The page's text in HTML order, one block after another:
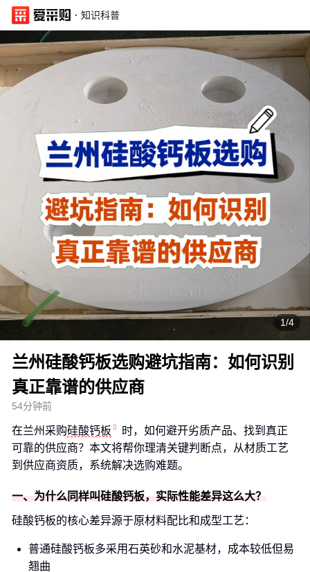
· 知识科普
1/4
兰州硅酸钙板选购避坑指南：如何识别
真正靠谱的供应商
54分钟前
在兰州采购硅酸钙板
时，如何避开劣质产品、找到真正
可靠的供应商？本文将帮你理清关键判断点，从材质工艺
到供应商资质，系统解决选购难题。
一、为什么同样叫硅酸钙板，实际性能差异这么大？
硅酸钙板的核心差异源于原材料配比和成型工艺：
普通硅酸钙板多采用石英砂和水泥基材，成本较低但易
翘曲